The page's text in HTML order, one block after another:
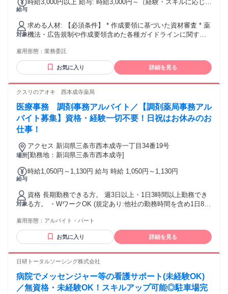
給与
時給3,000円以上 給与: 時給3,000円～（経験・スキルに応じて
対象
求める人材: 【必須条件】 * 作成要領に基づいた資材審査 * 薬
機法・広告規制や作成要領含めた各種ガイドラインに関する
Googleドキュメント、スプレッドシートの基本操作 * Slack、
Teamsでのコミュニケーションスキル 【優遇条件】 * 薬機法
管理者資格保有者 * 医薬品・医療機器業界での就業経験
雇用形態： 業務委託
お気に入り 詳細を見る
クスリのアオキ 西本成寺薬局
医療事務 調剤事務アルバイト／【調剤薬局事務アル
バイト募集】資格・経験一切不要！日祝はお休みのお
仕事！
場所
アクセス 新潟県三条市西本成寺一丁目34番19号
[勤務地：新潟県三条市西本成寺]
給与
時給1,050円～1,130円 給与 時給 1,050円～1,130円
対象
資格 長期勤務できる方。 週3日以上・1日3時間以上勤務でき
る方。 ・WワークOK (規定あり:他社の勤務時間を含め1日8時
雇用形態： アルバイト・パート
お気に入り 詳細を見る
日研トータルソーシング株式会社
病院でメッセンジャー等の看護サポート(未経験OK)
／無資格・未経験OK！スキルアップ可能◎駐車場完